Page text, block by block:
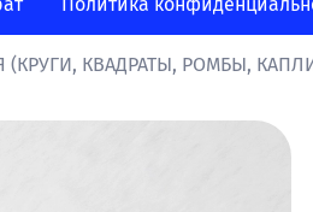
(КРУГИ, КВАДРАТЫ, РОМБЫ,